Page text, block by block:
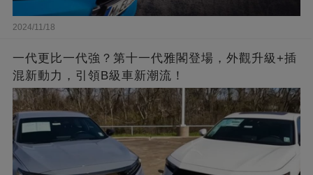
2024/11/18
一代更比一代強？第十一代雅閣登場，外觀升級+插
混新動力，引領B級車新潮流！